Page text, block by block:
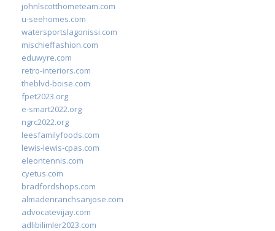
johnlscotthometeam.com
u-seehomes.com
watersportslagonissi.com
mischieffashion.com
eduwyre.com
retro-interiors.com
theblvd-boise.com
fpet2023.org
e-smart2022.org
ngrc2022.org
leesfamilyfoods.com
lewis-lewis-cpas.com
eleontennis.com
cyetus.com
bradfordshops.com
almadenranchsanjose.com
advocatevijay.com
adlibilimler2023.com